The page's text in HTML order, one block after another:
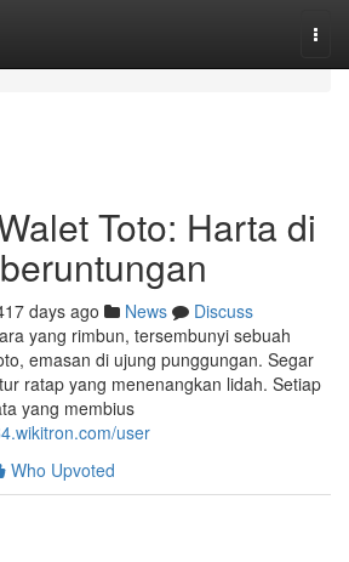
Toto: Harta di
days ago News
Discuss
yang rimbun, tersembunyi sebuah
emasan di ujung punggungan. Segar
ratap yang menenangkan lidah. Setiap
yang membius
user
Who Upvoted